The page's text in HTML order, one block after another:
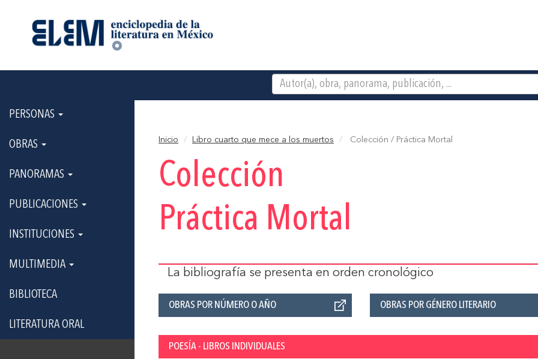
PERSONAS
OBRAS
PANORAMAS
PUBLICACIONES
INSTITUCIONES
MULTIMEDIA
BIBLIOTECA
LITERATURA ORAL
Inicio Libro cuarto que mece a los muertos Colección / Práctica Mortal
Colección
Práctica Mortal
La bibliografía se presenta en orden cronológico
OBRAS POR NÚMERO O AÑO OBRAS POR GÉNERO LITERARIO
POESÍA - LIBROS INDIVIDUALES